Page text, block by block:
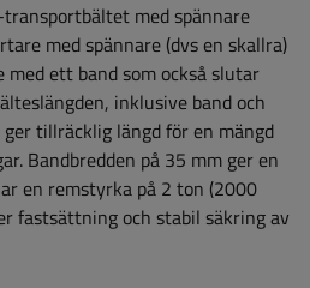
transportbältet med spännare
med spännare (dvs en skallra)
ett band som också slutar
inklusive band och
tillräcklig längd för en mängd
Bandbredden på 35 mm ger en
en remstyrka på 2 ton (2000
fastsättning och stabil säkring av